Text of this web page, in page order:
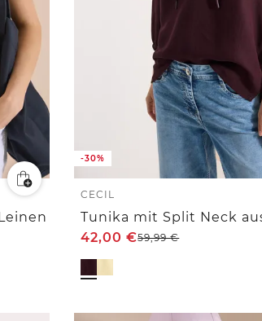
-30%
CECIL
42,00€59,99€